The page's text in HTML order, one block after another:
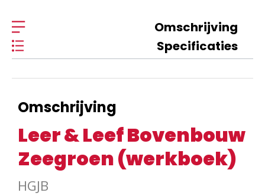
Omschrijving
Specificaties
Omschrijving
Leer & Leef Bovenbouw
Zeegroen (werkboek)
HGJB